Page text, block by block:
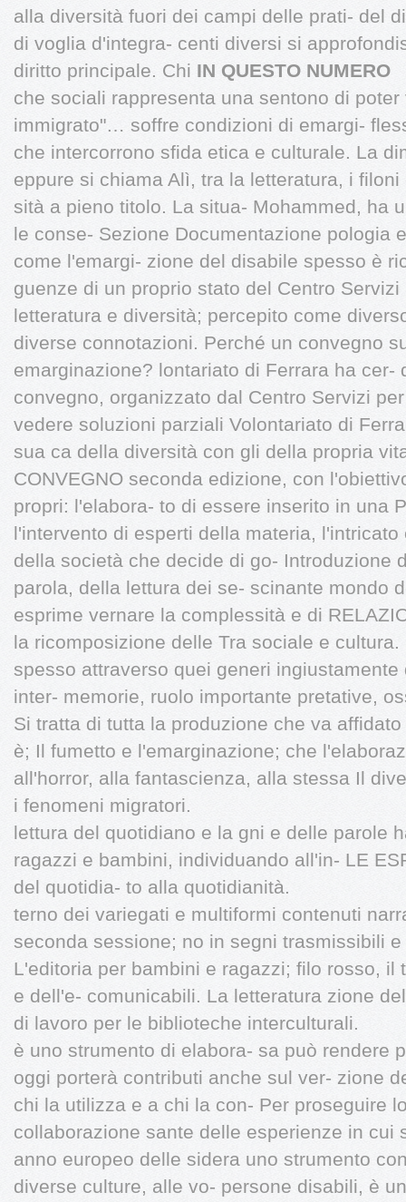
alla diversità fuori dei campi delle prati- del
di voglia d'integra- centi diversi si
diritto principale. Chi IN QUESTO NUMERO
che sociali rappresenta una sentono di
immigrato"… soffre condizioni di emargi-
che intercorrono sfida etica e culturale. La
eppure si chiama Alì, tra la letteratura, i
sità a pieno titolo. La situa- Mohammed, ha
le conse- Sezione Documentazione pologia
come l'emargi- zione del disabile spesso è
guenze di un proprio stato del Centro
letteratura e diversità; percepito come
diverse connotazioni. Perché un convegno
emarginazione? lontariato di Ferrara ha cer-
convegno, organizzato dal Centro Servizi
vedere soluzioni parziali Volontariato di
sua ca della diversità con gli della propria
CONVEGNO seconda edizione, con
propri: l'elabora- to di essere inserito in una
l'intervento di esperti della materia,
della società che decide di go- Introduzione
parola, della lettura dei se- scinante mondo
esprime vernare la complessità e di
la ricomposizione delle Tra sociale e cultura.
spesso attraverso quei generi
inter- memorie, ruolo importante pretative,
Si tratta di tutta la produzione che va
è; Il fumetto e l'emarginazione; che
all'horror, alla fantascienza, alla stessa Il
i fenomeni migratori.
lettura del quotidiano e la gni e delle parole
ragazzi e bambini, individuando all'in- LE
del quotidia- to alla quotidianità.
terno dei variegati e multiformi contenuti
seconda sessione; no in segni trasmissibili
L'editoria per bambini e ragazzi; filo rosso, il
e dell'e- comunicabili. La letteratura zione
di lavoro per le biblioteche interculturali.
è uno strumento di elabora- sa può rendere
oggi porterà contributi anche sul ver- zione
chi la utilizza e a chi la con- Per proseguire
collaborazione sante delle esperienze in cui
anno europeo delle sidera uno strumento
diverse culture, alle vo- persone disabili, è